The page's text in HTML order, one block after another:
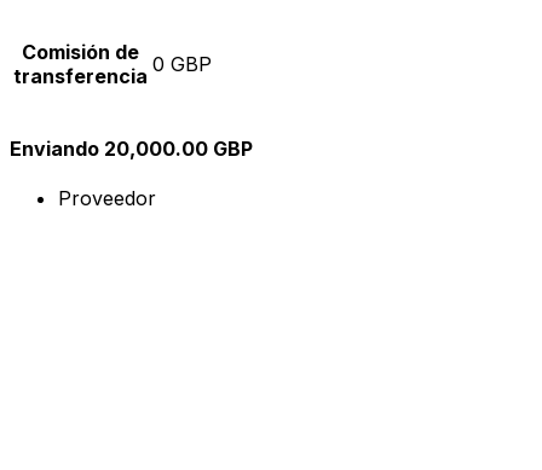
Comisión de
transferencia 0 GBP
Enviando 20,000.00 GBP
Proveedor